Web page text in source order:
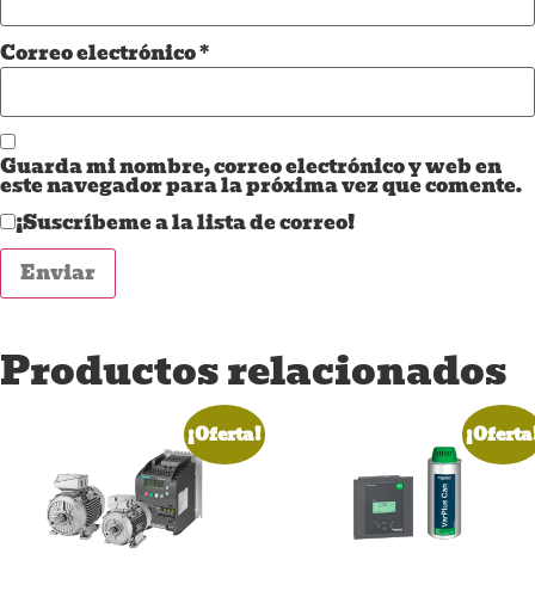
Correo electrónico*
Guarda mi nombre, correo electrónico y web en
este navegador para la próxima vez que comente.
¡Suscríbeme a la lista de correo!
Productos relacionados
¡Oferta!